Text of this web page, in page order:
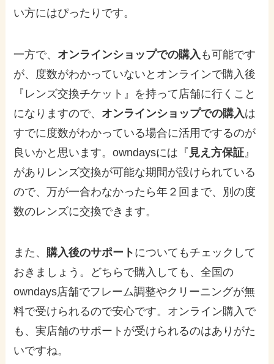
い方にはぴったりです。
一方で、 オンラインショップでの購入 も可能です
が、度数がわかっていないとオンラインで購入後
『レンズ交換チケット』を持って店舗に行くこと
になりますので、 オンラインショップでの購入は
すでに度数がわかっている場合に活用でするのが
良いかと思います。owndaysには『 見え方保証 』
がありレンズ交換が可能な期間が設けられている
ので、万が一合わなかったら年２回まで、別の度
数のレンズに交換できます。
また、 購入後のサポート についてもチェックして
おきましょう。どちらで購入しても、全国の
owndays店舗でフレーム調整やクリーニングが無
料で受けられるので安心です。オンライン購入で
も、実店舗のサポートが受けられるのはありがた
いですね。